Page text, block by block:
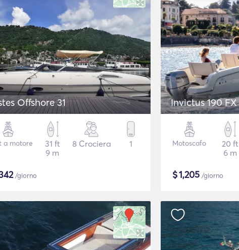
Offshore 31
a motore
31 ft
9 m
8 Crociera 1
/giorno
Invictus 190 FX
Motoscafo
20 ft
6 m
$1,205 /giorno